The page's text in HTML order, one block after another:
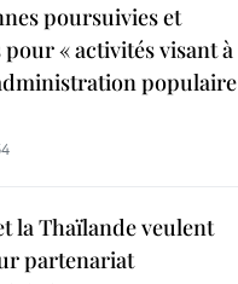
poursuivies et
« activités visant à
populaire
la Thaïlande veulent
partenariat